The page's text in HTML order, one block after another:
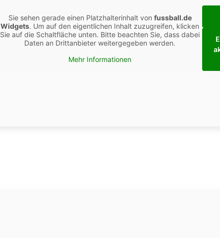
Sie sehen gerade einen Platzhalterinhalt von fussball.de
Widgets. Um auf den eigentlichen Inhalt zuzugreifen, klicken
Sie auf die Schaltfläche unten. Bitte beachten Sie, dass dabei
Daten an Drittanbieter weitergegeben werden.
Mehr Informationen